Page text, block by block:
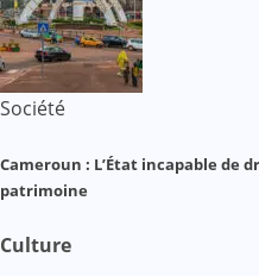
Société
Cameroun : L’État incapable de
patrimoine
Culture